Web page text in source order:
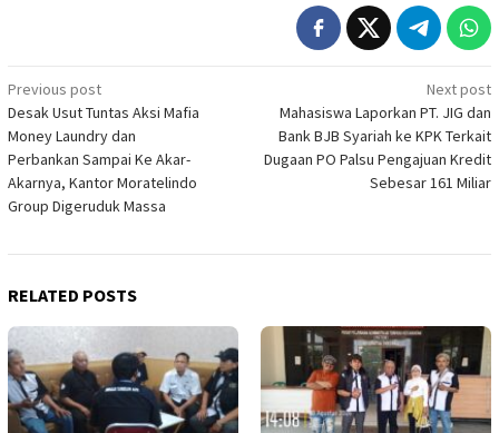
Post
navigation
Previous post
Desak Usut Tuntas Aksi Mafia
Money Laundry dan
Perbankan Sampai Ke Akar-
Akarnya, Kantor Moratelindo
Group Digeruduk Massa
Next post
Mahasiswa Laporkan PT. JIG dan
Bank BJB Syariah ke KPK Terkait
Dugaan PO Palsu Pengajuan Kredit
Sebesar 161 Miliar
RELATED POSTS